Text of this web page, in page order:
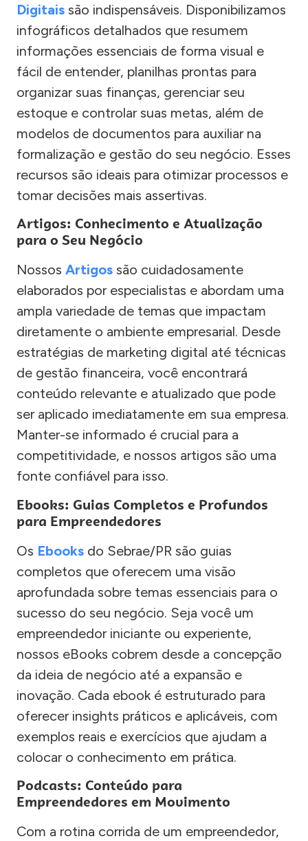
Digitais são indispensáveis. Disponibilizamos
infográficos detalhados que resumem
informações essenciais de forma visual e
fácil de entender, planilhas prontas para
organizar suas finanças, gerenciar seu
estoque e controlar suas metas, além de
modelos de documentos para auxiliar na
formalização e gestão do seu negócio. Esses
recursos são ideais para otimizar processos e
tomar decisões mais assertivas.
Artigos: Conhecimento e Atualização
para o Seu Negócio
Nossos Artigos são cuidadosamente
elaborados por especialistas e abordam uma
ampla variedade de temas que impactam
diretamente o ambiente empresarial. Desde
estratégias de marketing digital até técnicas
de gestão financeira, você encontrará
conteúdo relevante e atualizado que pode
ser aplicado imediatamente em sua empresa.
Manter-se informado é crucial para a
competitividade, e nossos artigos são uma
fonte confiável para isso.
Ebooks: Guias Completos e Profundos
para Empreendedores
Os Ebooks do Sebrae/PR são guias
completos que oferecem uma visão
aprofundada sobre temas essenciais para o
sucesso do seu negócio. Seja você um
empreendedor iniciante ou experiente,
nossos eBooks cobrem desde a concepção
da ideia de negócio até a expansão e
inovação. Cada ebook é estruturado para
oferecer insights práticos e aplicáveis, com
exemplos reais e exercícios que ajudam a
colocar o conhecimento em prática.
Podcasts: Conteúdo para
Empreendedores em Movimento
Com a rotina corrida de um empreendedor,